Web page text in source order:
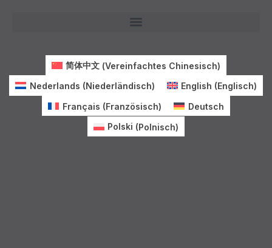
简体中文 (Vereinfachtes Chinesisch)
Nederlands (Niederländisch) English (Englisch)
Français (Französisch)
Deutsch
Polski (Polnisch)